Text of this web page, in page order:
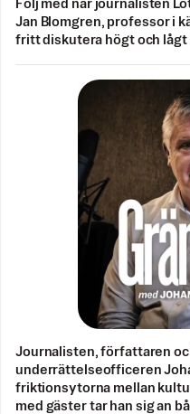
Följ med när journalisten
Jan Blomgren, professor i
fritt diskutera högt och lågt
Journalisten, författaren
underrättelseofficeren
friktionsytorna mellan
med gäster tar han sig an